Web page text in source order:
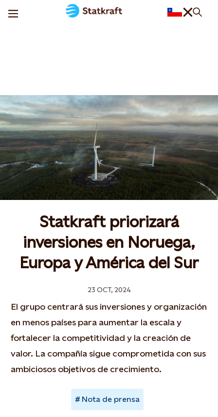
Statkraft priorizará
inversiones en Noruega,
Europa y América del Sur
23 OCT, 2024
El grupo centrará sus inversiones y organización
en menos países para aumentar la escala y
fortalecer la competitividad y la creación de
valor. La compañía sigue comprometida con sus
ambiciosos objetivos de crecimiento.
Nota de prensa